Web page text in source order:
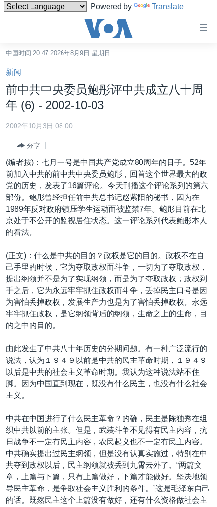
Powered by Translate
碍
链
接
转
内
转
到
导
航
跳
转
到
索
中国
国际
最新国际新闻
印太
中东
欧洲
非洲
美洲
全球议题
分类新闻
经济·金融·贸易
人权·法律·宗教
科教·文娱·体健
军事
劳工
环境
美中关系
热点专题
白宫要闻
国会报道
美中关系
美国建国250周年
埃博拉疫情
美国之音专访
重要讲话与声明
台海两岸关系
南中国海争端
关注西藏
关注新疆
GEN Z 看美国
VOA视频
VOA今日焦点
中文广播
关注我们
其他语言网站
中国时间 20:47 2026年8月9日 星期日
新闻
前中共中央委员鲍彤评中共成立八十周
年 (6) - 2002-10-03
2002年10月3日 08:00
分享
(编者按)：七月一号是中国共产党成立80周年的日子。52年
前加入中共的前中共中央委员鲍彤，回首这个世界最大的政
党的历史，发表了16篇评论。今天刊播这个评论系列的第六
部份。鲍彤曾经担任前中共总书记赵紫阳的秘书，因为在
1989年反对政府镇压学生运动而被监禁7年。鲍彤目前在北
京处于不公开的监视居住状态。这一评论系列代表鲍彤本人
的看法。
(正文)：什么是中共的目的？政权是它的目的。政权不在自
己手里的时候，它为夺取政权而斗争，一切为了夺取政权，
提出纲领并不是为了实现纲领，而是为了夺取政权；政权到
手之后，它为永远牢牢抓住政权而斗争，丢掉民主口号是因
为害怕丢掉政权，发展生产力也是为了害怕丢掉政权。永远
牢牢抓住政权，是它纲领背后的纲领，生命之上的生命，目
的之中的目的。
由此发生了中共八十年历史的分期问题。有一种广泛流行的
说法，认为１９４９以前是中共的民主革命时期，１９４９
以后是中共的社会主义革命时期。我认为这种说法站不住
脚。因为中国直到现在，既没有什么民主，也没有什么社会
主义。
中共在中国进行了什么民主革命？的确，民主是陈独秀在组
织中共以前的主张。但是，武装斗争不见得有民主内容，抗
日战争不一定有民主内容，农民起义也不一定有民主内容。
中共确实提出过民主纲领，但是没有认真实施过，特别在中
共夺到政权以后，民主纲领就被丢到九霄云外了。“两篇文
章，上篇与下篇，只有上篇做好，下篇才能做好。坚决地领
导民主革命，是争取社会主义胜利的条件。”这是毛泽东自己
的话。既然民主这个上篇没有做好，还有什么资格做社会主